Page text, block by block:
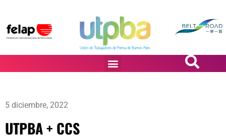
5 diciembre, 2022
UTPBA + CCS